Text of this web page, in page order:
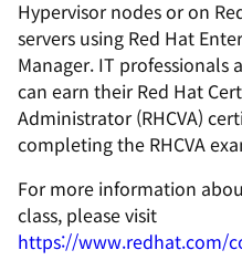
Hypervisor nodes or on
servers using Red Hat
Manager. IT professionals
can earn their Red Hat
Administrator (RHCVA)
completing the RHCVA
For more information
class, please visit
https://www.redhat.com/